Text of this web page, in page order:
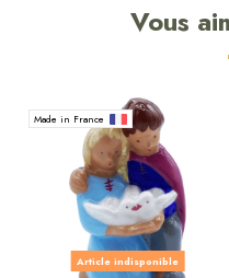
Vous
Made in France
Article indisponible